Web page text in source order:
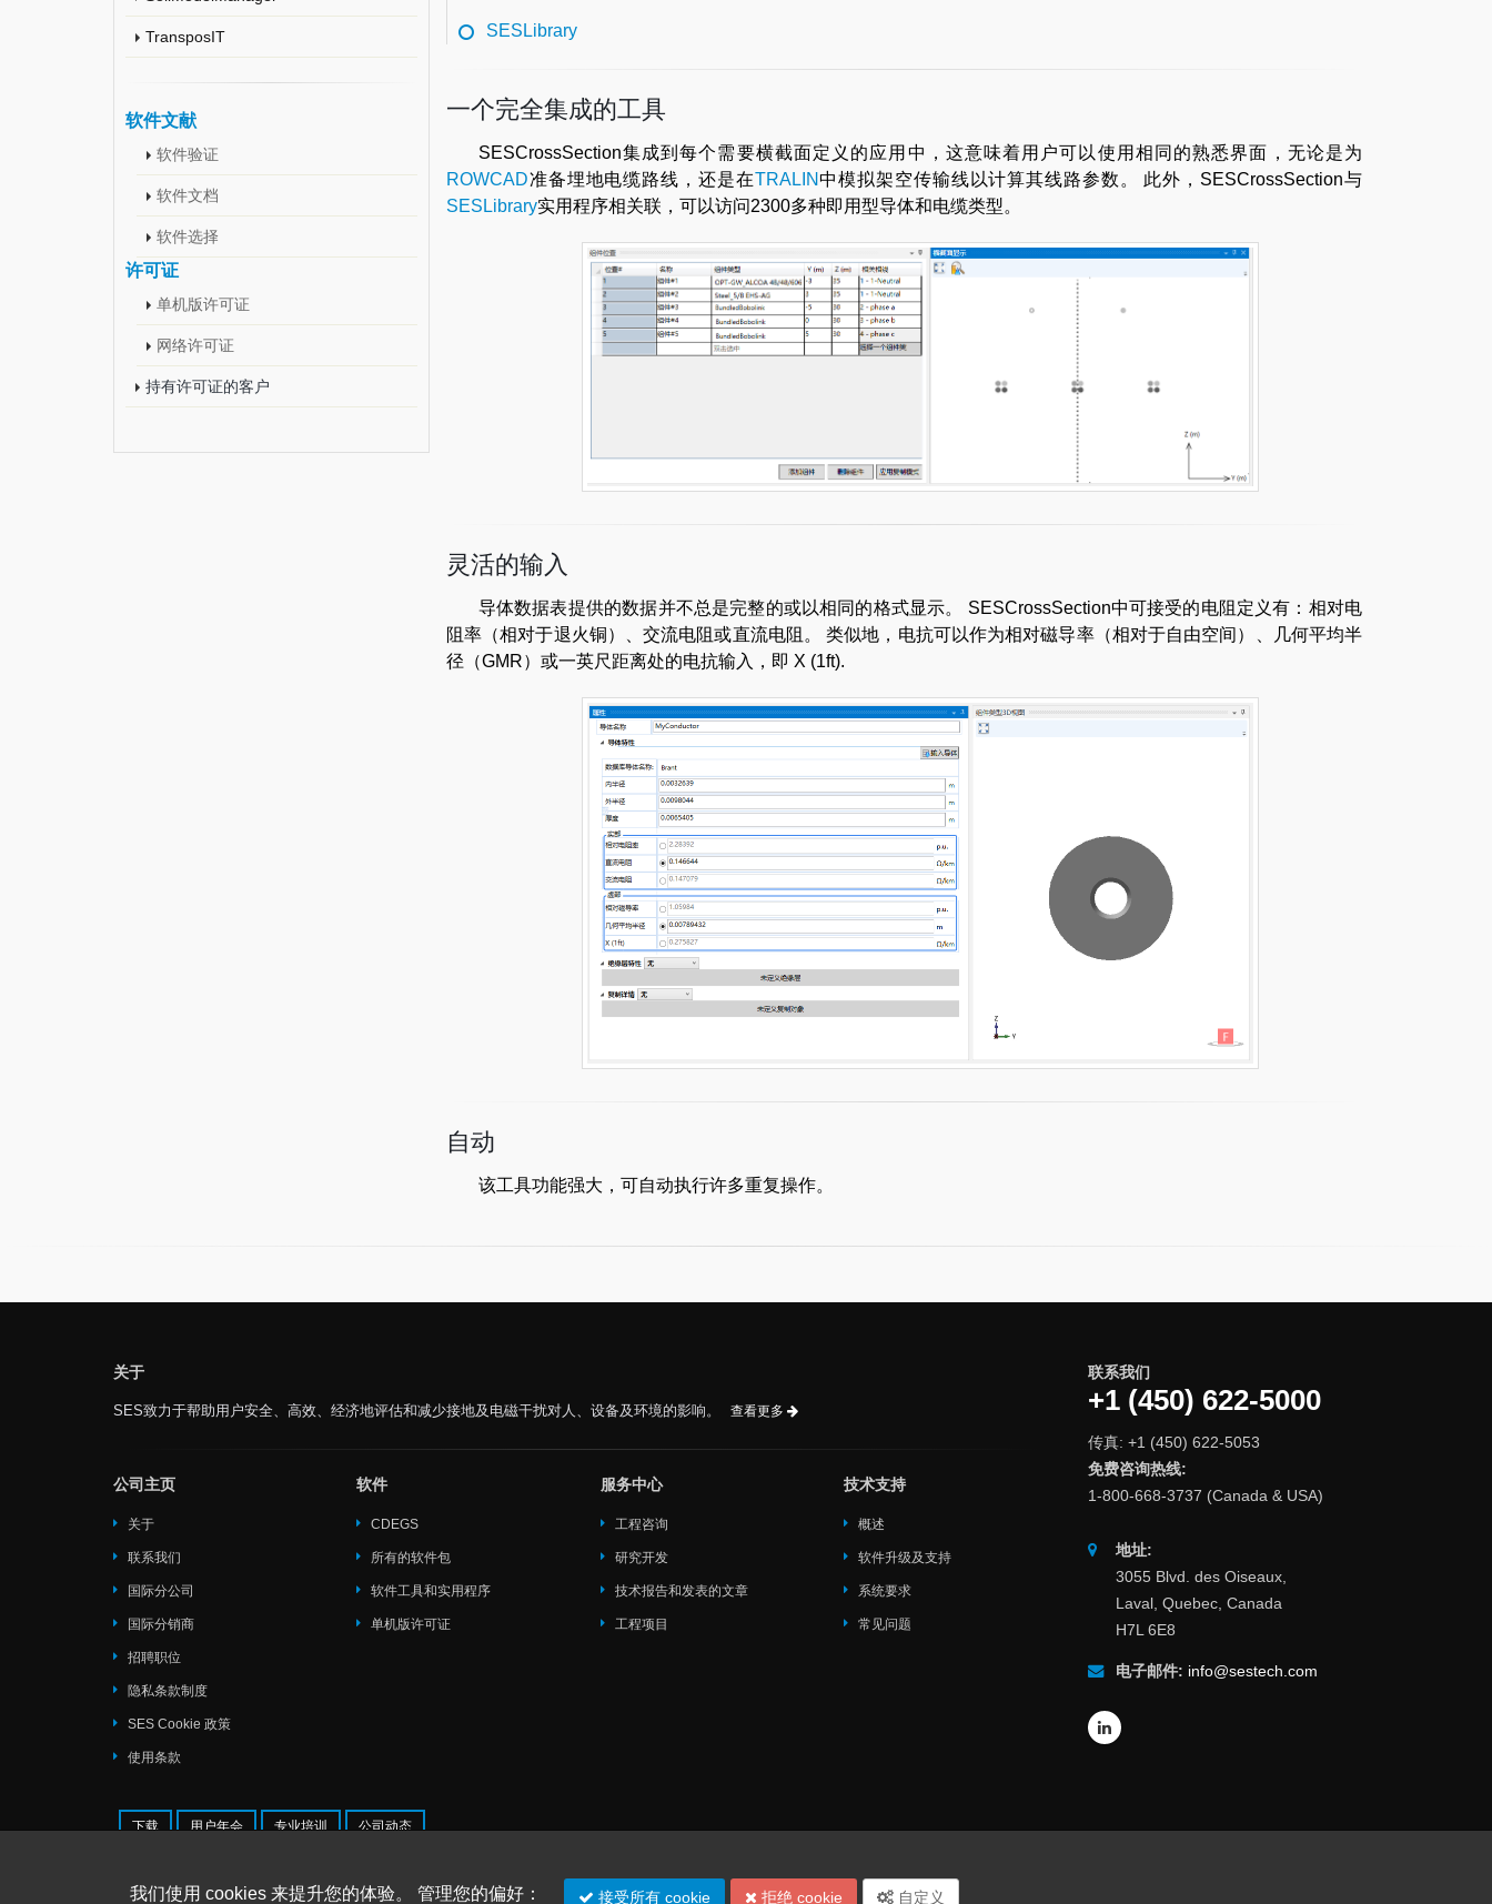
TransposIT
软件文献
软件验证
软件文档
软件选择
许可证
单机版许可证
网络许可证
持有许可证的客户
SESLibrary
一个完全集成的工具
SESCrossSection集成到每个需要横截面定义的应用中，这意味着用户可以使用相同的熟悉界面，无论是为
ROWCAD准备埋地电缆路线，还是在TRALIN中模拟架空传输线以计算其线路参数。 此外，SESCrossSection与
SESLibrary实用程序相关联，可以访问2300多种即用型导体和电缆类型。
灵活的输入
导体数据表提供的数据并不总是完整的或以相同的格式显示。 SESCrossSection中可接受的电阻定义有：相对电
阻率（相对于退火铜）、交流电阻或直流电阻。 类似地，电抗可以作为相对磁导率（相对于自由空间）、几何平均半
径（GMR）或一英尺距离处的电抗输入，即 X (1ft).
自动
该工具功能强大，可自动执行许多重复操作。
关于
SES致力于帮助用户安全、高效、经济地评估和减少接地及电磁干扰对人、设备及环境的影响。 查看更多
公司主页
关于
联系我们
国际分公司
国际分销商
招聘职位
隐私条款制度
SES Cookie 政策
使用条款
软件
CDEGS
所有的软件包
软件工具和实用程序
单机版许可证
服务中心
工程咨询
研究开发
技术报告和发表的文章
工程项目
技术支持
概述
软件升级及支持
系统要求
常见问题
下载 用户年会 专业培训 公司动态
联系我们
+1 (450) 622-5000
传真: +1 (450) 622-5053
免费咨询热线:
1-800-668-3737 (Canada & USA)
地址:
3055 Blvd. des Oiseaux,
Laval, Quebec, Canada
H7L 6E8
电子邮件: info@sestech.com
© 2026 SafEngServices & technologies ltd.
我们使用 cookies 来提升您的体验。 管理您的偏好： 接受所有 cookie 拒绝 cookie 自定义